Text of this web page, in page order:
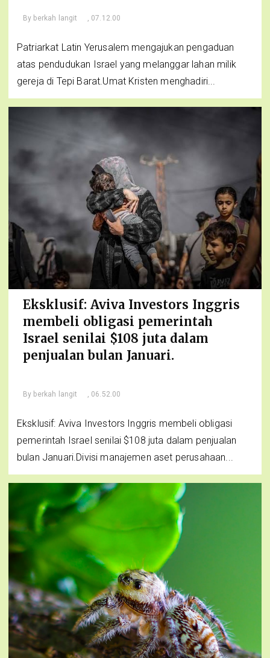
By berkah langit , 07.12.00
Patriarkat Latin Yerusalem mengajukan pengaduan
atas pendudukan Israel yang melanggar lahan milik
gereja di Tepi Barat.Umat ​​Kristen menghadiri...
Eksklusif: Aviva Investors Inggris
membeli obligasi pemerintah
Israel senilai $108 juta dalam
penjualan bulan Januari.
By berkah langit , 06.52.00
Eksklusif: Aviva Investors Inggris membeli obligasi
pemerintah Israel senilai $108 juta dalam penjualan
bulan Januari.Divisi manajemen aset perusahaan...